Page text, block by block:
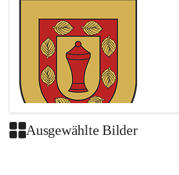
Ausgewählte Bilder